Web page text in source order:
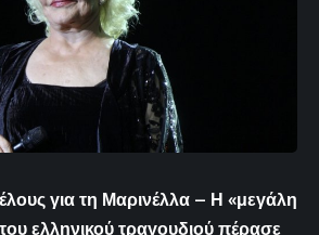
για τη Μαρινέλλα – Η «μεγάλη
ελληνικού τραγουδιού πέρασε